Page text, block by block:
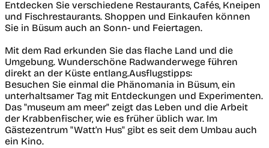
Entdecken Sie verschiedene Restaurants, Cafés, Kneipen
und Fischrestaurants. Shoppen und Einkaufen können
Sie in Büsum auch an Sonn- und Feiertagen.
Mit dem Rad erkunden Sie das flache Land und die
Umgebung. Wunderschöne Radwanderwege führen
direkt an der Küste entlang.Ausflugstipps:
Besuchen Sie einmal die Phänomania in Büsum, ein
unterhaltsamer Tag mit Entdeckungen und Experimenten.
Das "museum am meer" zeigt das Leben und die Arbeit
der Krabbenfischer, wie es früher üblich war. Im
Gästezentrum "Watt'n Hus" gibt es seit dem Umbau auch
ein Kino.